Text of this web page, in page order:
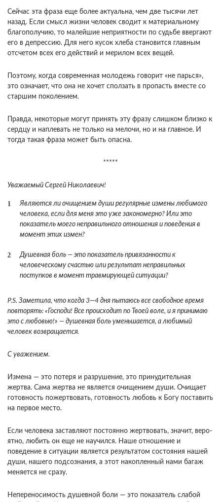
Сейчас эта фраза еще более акту­альна, чем две тысячи лет
назад. Если смысл жизни человек сводит к материальному
благополучию, то малейшие неприятности по судьбе ввергают
его в депрессию. Для него кусок хлеба становится глав­ным
отсчетом всех его действий и мерилом всех ве­щей.
Поэтому, когда современная молодежь говорит «не парься»,
это означает, что она не хочет сползать в пропасть вместе со
старшим поколением.
Правда, некоторые могут принять эту фразу слишком близко к
сердцу и наплевать не только на мелочи, но и на главное. И
тогда такая фраза может быть опасна.
*****
Уважаемый Сергей Николаевич!
Являются ли очищением души регулярные из­мены любимого
человека, если для меня это уже закономерно? Или это
показатель моего непра­вильного отношения и поведения в
момент этих измен?
Душевная боль — это показатель привязан­ности к
человеческому счастью или результат не­правильных
поступков в момент травмирующей ситуации?
P.S. Заметила, что когда 3—4 дня пытаюсь все свободное время
повторять: «Господи! Все проис­ходит по Твоей воле, и я принимаю
это с лю­бовью!» — душевная боль уменьшается, а люби­мый
человек возвращается.
С уважением.
Измена — это потеря и разрушение, это принуди­тельная
жертва. Сама жертва не является очищением души. Очищает
готовность пожертвовать, готовность любовь к Богу поставить
на первое место.
Если чело­века заставляют постоянно жертвовать, значит, веро­
ятно, любить он еще не научился. Наше отношение и
поведение в ситуации является результатом состоя­ния нашей
души, нашего подсознания, а этот накоп­ленный нами багаж
меняется не сразу.
Непереносимость душевной боли — это показа­тель слабой